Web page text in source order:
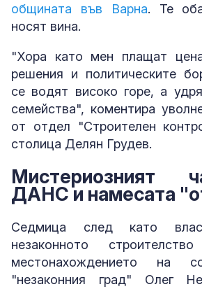
общината във Варна. Те
носят вина.
"Хора като мен плащат
решения и политическите
се водят високо горе, а
семейства", коментира
от отдел "Строителен
столица Делян Грудев.
Мистериозният
ДАНС и намесата
Седмица след като
незаконното
местонахождението на
"незаконния град" Олег